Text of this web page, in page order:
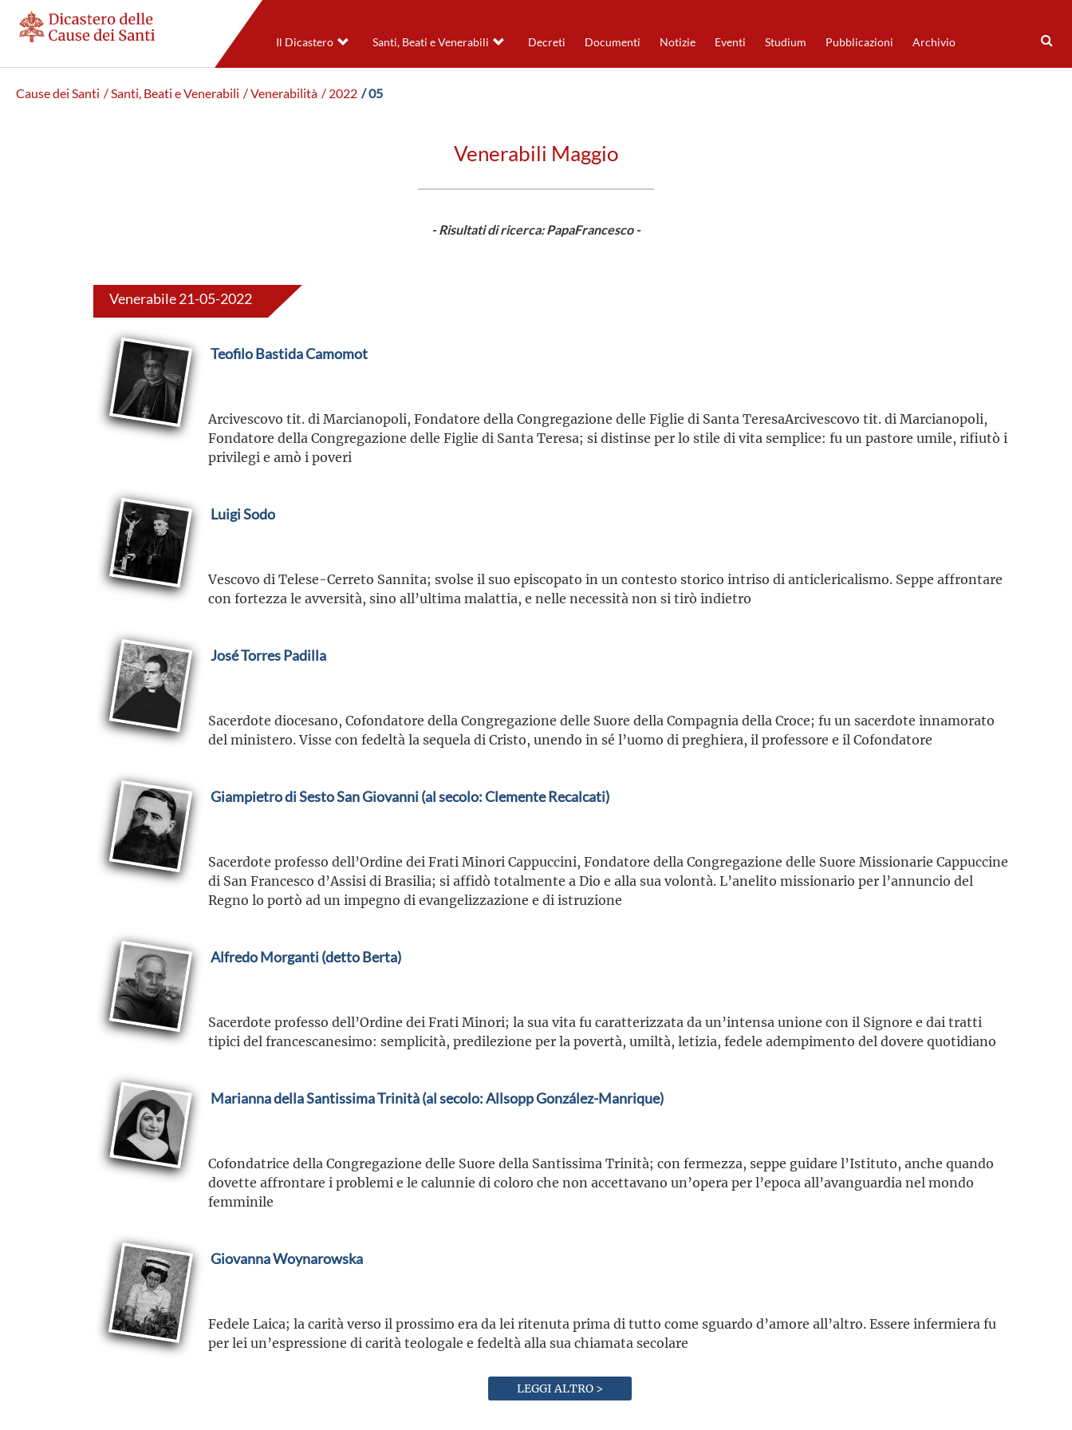
Il Dicastero Santi, Beati e Venerabili Decreti Documenti Notizie Eventi Studium Pubblicazioni Archivio
Cause dei Santi / Santi, Beati e Venerabili / Venerabilità / 2022 / 05
Venerabili Maggio
- Risultati di ricerca: PapaFrancesco -
Venerabile 21-05-2022
Teofilo Bastida Camomot
Arcivescovo tit. di Marcianopoli, Fondatore della Congregazione delle Figlie di Santa TeresaArcivescovo tit. di Marcianopoli,
Fondatore della Congregazione delle Figlie di Santa Teresa; si distinse per lo stile di vita semplice: fu un pastore umile, rifiutò i
privilegi e amò i poveri
Luigi Sodo
Vescovo di Telese-Cerreto Sannita; svolse il suo episcopato in un contesto storico intriso di anticlericalismo. Seppe affrontare
con fortezza le avversità, sino all’ultima malattia, e nelle necessità non si tirò indietro
José Torres Padilla
Sacerdote diocesano, Cofondatore della Congregazione delle Suore della Compagnia della Croce; fu un sacerdote innamorato
del ministero. Visse con fedeltà la sequela di Cristo, unendo in sé l’uomo di preghiera, il professore e il Cofondatore
Giampietro di Sesto San Giovanni (al secolo: Clemente Recalcati)
Sacerdote professo dell’Ordine dei Frati Minori Cappuccini, Fondatore della Congregazione delle Suore Missionarie Cappuccine
di San Francesco d’Assisi di Brasilia; si affidò totalmente a Dio e alla sua volontà. L’anelito missionario per l’annuncio del
Regno lo portò ad un impegno di evangelizzazione e di istruzione
Alfredo Morganti (detto Berta)
Sacerdote professo dell’Ordine dei Frati Minori; la sua vita fu caratterizzata da un’intensa unione con il Signore e dai tratti
tipici del francescanesimo: semplicità, predilezione per la povertà, umiltà, letizia, fedele adempimento del dovere quotidiano
Marianna della Santissima Trinità (al secolo: Allsopp González-Manrique)
Cofondatrice della Congregazione delle Suore della Santissima Trinità; con fermezza, seppe guidare l’Istituto, anche quando
dovette affrontare i problemi e le calunnie di coloro che non accettavano un’opera per l’epoca all’avanguardia nel mondo
femminile
Giovanna Woynarowska
Fedele Laica; la carità verso il prossimo era da lei ritenuta prima di tutto come sguardo d’amore all’altro. Essere infermiera fu
per lei un’espressione di carità teologale e fedeltà alla sua chiamata secolare
LEGGI ALTRO >